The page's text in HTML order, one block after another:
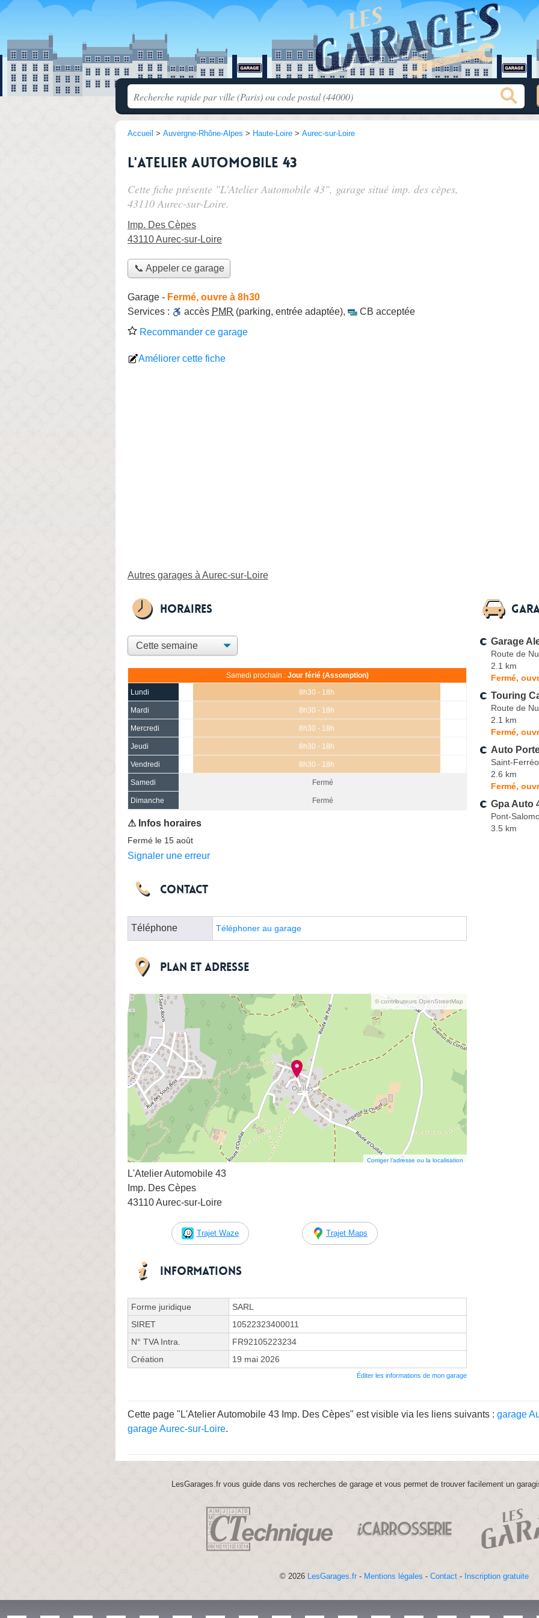
Accueil > Auvergne-Rhône-Alpes > Haute-Loire > Aurec-sur-Loire
L'Atelier Automobile 43
Cette fiche présente "L'Atelier Automobile 43", garage situé imp. des cèpes,
43110 Aurec-sur-Loire.
Imp. Des Cèpes
43110 Aurec-sur-Loire
📞 Appeler ce garage
Garage - Fermé, ouvre à 8h30
Services :
accès PMR (parking, entrée adaptée),
CB acceptée
Recommander ce garage
Améliorer cette fiche
Autres garages à Aurec-sur-Loire
Horaires
Samedi prochain : Jour férié (Assomption)
Lundi 8h30 - 18h
Mardi 8h30 - 18h
Mercredi 8h30 - 18h
Jeudi 8h30 - 18h
Vendredi 8h30 - 18h
Samedi
(15 août)
Fermé
Dimanche Fermé
Fermé le 15 août
Signaler une erreur
Contact
Téléphone Téléphoner au garage
Plan et adresse
© contributeurs OpenStreetMap
Corriger l’adresse ou la localisation
L'Atelier Automobile 43
Imp. Des Cèpes
43110 Aurec-sur-Loire
Trajet Waze Trajet Maps
Informations
Forme juridique
SARL
SIRET
10522323400011
N° TVA Intra.
FR92105223234
Création
19 mai 2026
Éditer les informations de mon garage
Garage
Route de
2.1 km
Fermé,
Touring
Route de
2.1 km
Fermé,
Auto
Saint-
2.6 km
Fermé,
Gpa Auto
Pont-
3.5 km
Cette page "L'Atelier Automobile 43 Imp. Des Cèpes" est visible via les liens suivants : garage
garage Aurec-sur-Loire.
LesGarages.fr vous guide dans vos recherches de garage et vous permet de trouver facilement un
© 2026 LesGarages.fr - Mentions légales - Contact - Inscription gratuite